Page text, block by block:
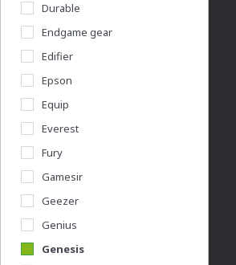
Durable
Endgame gear
Edifier
Epson
Equip
Everest
Fury
Gamesir
Geezer
Genius
Genesis
Kérdésed van?
info@acer.shop.hu
+36 20 / 800 2237
+36 20 / 372 2237
Céges árajánlat kérés
Információk
Vásárlás menete
Általános felhasználási feltételek
Adatkezelési nyilatkozat